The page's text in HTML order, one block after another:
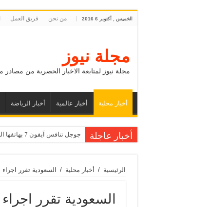
الخميس , أكتوبر 6 2016 من نحن فريق العمل
مجلة نيوز
مجلة نيوز لمتابعة الاخبار الحصرية من مصادر
أخبار محلية أخبار عالمية أخبار الرياضة
أخبار عاجلة جوجل تنافس آيفون 7 بهاتفها الجديد بيكسل
الرئيسية / أخبار محلية / السعودية تقرر
السعودية تقرر